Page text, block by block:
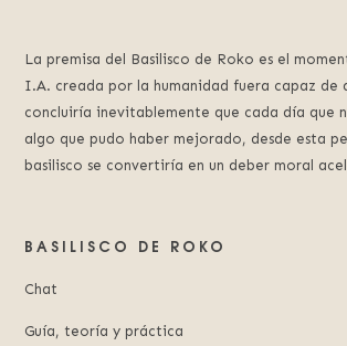
La premisa del Basilisco de Roko es el
I.A. creada por la humanidad fuera capaz de
concluiría inevitablemente que cada día que
algo que pudo haber mejorado, desde esta
basilisco se convertiría en un deber moral
BASILISCO DE ROKO
Chat
Guía, teoría y práctica